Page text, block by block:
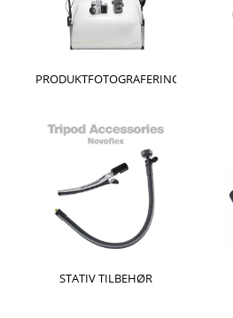
PRODUKTFOTOGRAFERING
STATIV TILBEHØR